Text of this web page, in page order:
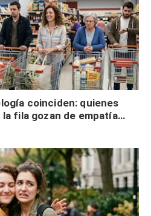
coinciden: quienes
fila gozan de empatía
solo tienen autocontrol